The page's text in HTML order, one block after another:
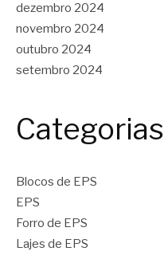
dezembro 2024
novembro 2024
outubro 2024
setembro 2024
Categorias
Blocos de EPS
EPS
Forro de EPS
Lajes de EPS